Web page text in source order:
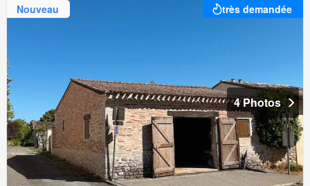
Nouveau très demandée
4 Photos